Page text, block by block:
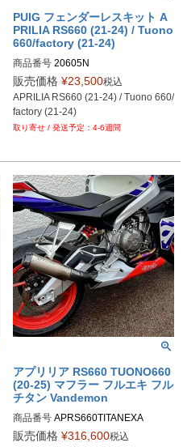
PUIG フェンダーレスキット A
PRILIA RS660 (21-24) / Tuono
660/factory (21-24)
商品番号 20605N
販売価格 ¥23,500税込
APRILIA RS660 (21-24) / Tuono 660/
factory (21-24)
4-6週間
アプリリア RS660 TUONO660
(20-25) マフラー フルエキ フル
チタン Vandemon
商品番号 APRS660TITANEXA
販売価格 ¥316,600税込